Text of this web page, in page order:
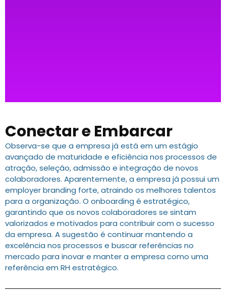
Conectar e Embarcar
Observa-se que a empresa já está em um estágio
avançado de maturidade e eficiência nos processos de
atração, seleção, admissão e integração de novos
colaboradores. Aparentemente, a empresa já possui um
employer branding forte, atraindo os melhores talentos
para a organização. O onboarding é estratégico,
garantindo que os novos colaboradores se sintam
valorizados e motivados para contribuir com o sucesso
da empresa. A sugestão é continuar mantendo a
excelência nos processos e buscar referências no
mercado para inovar e manter a empresa como uma
referência em RH estratégico.